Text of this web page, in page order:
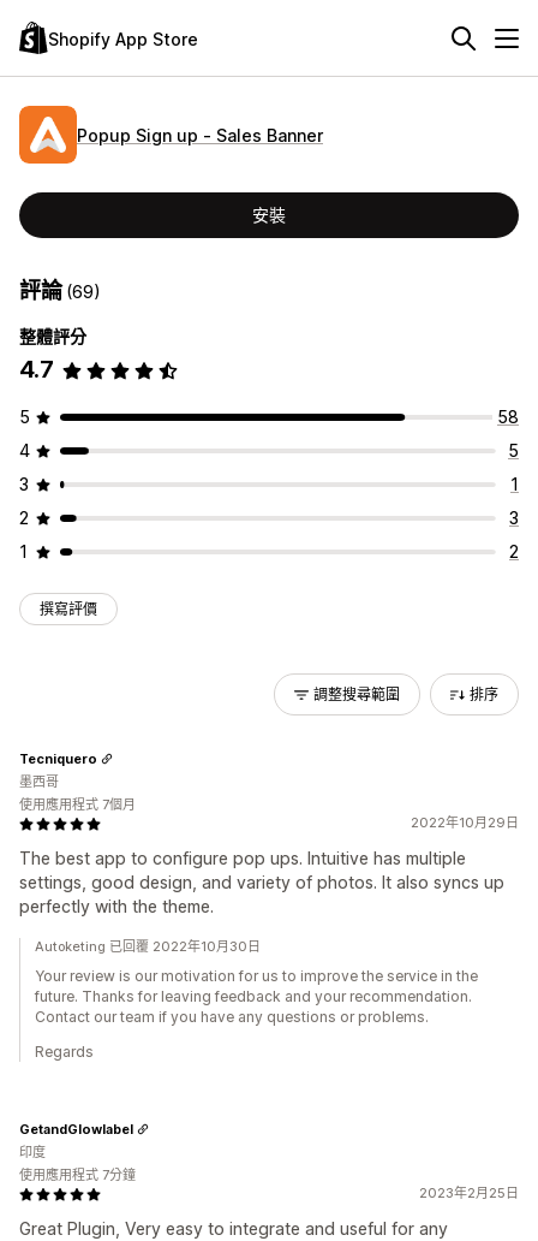
Shopify App Store
Popup Sign up ‑ Sales Banner
安裝
評論(69)
整體評分
4.7
5
58
4
5
3
1
2
3
1
2
撰寫評價
調整搜尋範圍 排序
2022年10月29日
The best app to configure pop ups. Intuitive has multiple
settings, good design, and variety of photos. It also syncs up
perfectly with the theme.
Tecniquero
墨西哥
使用應用程式 7個月
Autoketing 已回覆 2022年10月30日
Your review is our motivation for us to improve the service in the
future. Thanks for leaving feedback and your recommendation.
Contact our team if you have any questions or problems.
Regards
2023年2月25日
Great Plugin, Very easy to integrate and useful for any
GetandGlowlabel
印度
使用應用程式 7分鐘